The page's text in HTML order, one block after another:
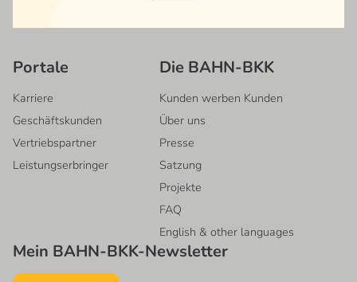
Portale
Karriere
Geschäftskunden
Vertriebspartner
Leistungserbringer
Die BAHN-BKK
Kunden werben Kunden
Über uns
Presse
Satzung
Projekte
FAQ
English & other languages
Mein BAHN-BKK-Newsletter